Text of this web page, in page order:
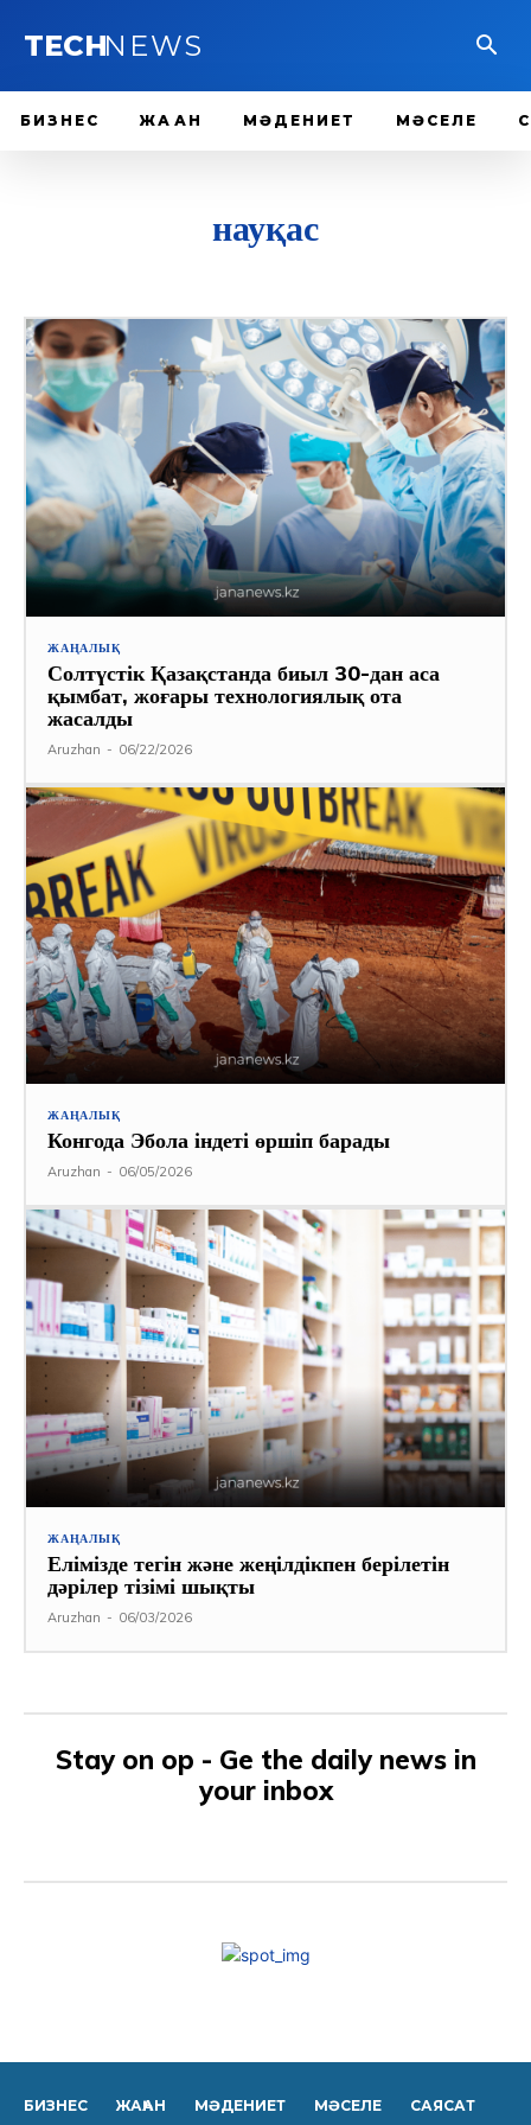
TECHNEWS
БИЗНЕС ЖАҺАН МӘДЕНИЕТ МӘСЕЛЕ
науқас
ЖАҢАЛЫҚ
Солтүстік Қазақстанда биыл 30-дан аса
қымбат, жоғары технологиялық ота
жасалды
Aruzhan - 06/22/2026
ЖАҢАЛЫҚ
Конгода Эбола індеті өршіп барады
Aruzhan - 06/05/2026
ЖАҢАЛЫҚ
Елімізде тегін және жеңілдікпен берілетін
дәрілер тізімі шықты
Aruzhan - 06/03/2026
Stay on op - Ge the daily news in
your inbox
БИЗНЕС ЖАҺАН МӘДЕНИЕТ МӘСЕЛЕ
САЯСАТ